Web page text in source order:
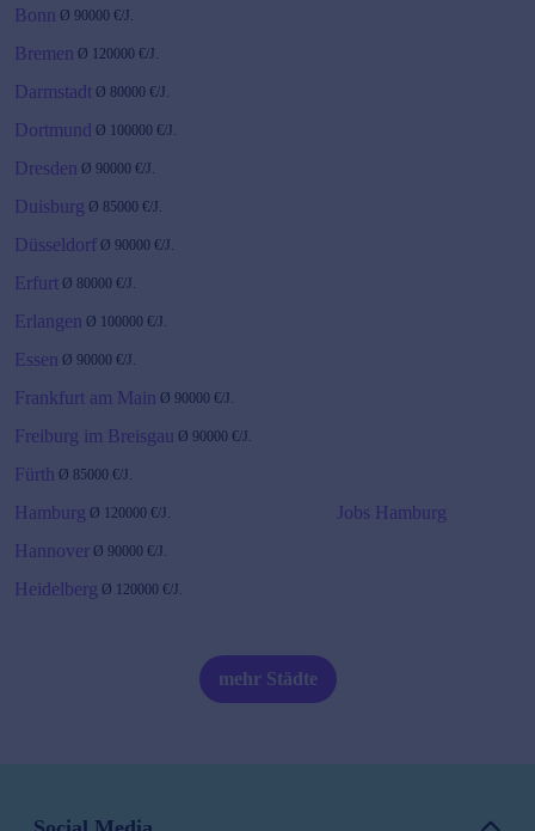
Bonn Ø 90000 €/J.
Bremen Ø 120000 €/J.
Darmstadt Ø 80000 €/J.
Dortmund Ø 100000 €/J.
Dresden Ø 90000 €/J.
Duisburg Ø 85000 €/J.
Düsseldorf Ø 90000 €/J.
Erfurt Ø 80000 €/J.
Erlangen Ø 100000 €/J.
Essen Ø 90000 €/J.
Frankfurt am Main Ø 90000 €/J.
Freiburg im Breisgau Ø 90000 €/J.
Fürth Ø 85000 €/J.
Hamburg Ø 120000 €/J.
Jobs Hamburg
Hannover Ø 90000 €/J.
Heidelberg Ø 120000 €/J.
Magdeburg Ø 80000
mehr Städte